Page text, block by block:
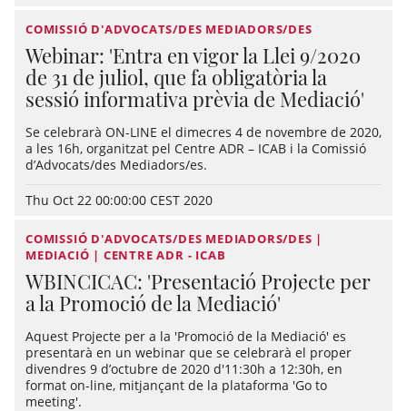
COMISSIÓ D'ADVOCATS/DES MEDIADORS/DES
Webinar: 'Entra en vigor la Llei 9/2020
de 31 de juliol, que fa obligatòria la
sessió informativa prèvia de Mediació'
Se celebrarà ON-LINE el dimecres 4 de novembre de 2020,
a les 16h, organitzat pel Centre ADR – ICAB i la Comissió
d’Advocats/des Mediadors/es.
Thu Oct 22 00:00:00 CEST 2020
COMISSIÓ D'ADVOCATS/DES MEDIADORS/DES |
MEDIACIÓ | CENTRE ADR - ICAB
WBINCICAC: 'Presentació Projecte per
a la Promoció de la Mediació'
Aquest Projecte per a la 'Promoció de la Mediació' es
presentarà en un webinar que se celebrarà el proper
divendres 9 d’octubre de 2020 d'11:30h a 12:30h, en
format on-line, mitjançant de la plataforma 'Go to
meeting'.